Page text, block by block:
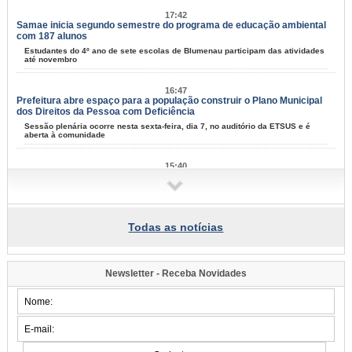
17:42
Samae inicia segundo semestre do programa de educação ambiental
com 187 alunos
Estudantes do 4º ano de sete escolas de Blumenau participam das atividades
até novembro
16:47
Prefeitura abre espaço para a população construir o Plano Municipal
dos Direitos da Pessoa com Deficiência
Sessão plenária ocorre nesta sexta-feira, dia 7, no auditório da ETSUS e é
aberta à comunidade
15:40
Saúde de Blumenau avança com investimentos em infraestrutura,
ampliação de atendimentos e modernização dos serviços
Balanço dos últimos quatro meses foi apresentando pelo secretário de
Promoção da Saúde nesta terça-feira, dia 4
09:49
Spaten Tisch chega à Oktoberfest de Blumenau para celebrar o ritual
Todas as notícias
Newsletter - Receba Novidades